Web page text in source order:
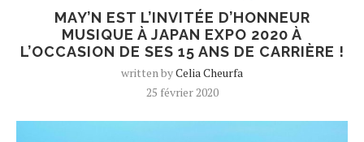
MAY’N EST L’INVITÉE D’HONNEUR
MUSIQUE À JAPAN EXPO 2020 À
L’OCCASION DE SES 15 ANS DE CARRIÈRE !
written byCelia Cheurfa
25 février 2020